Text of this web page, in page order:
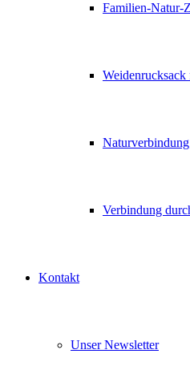
Familien-Natur-
Weidenrucksack
Verbindung
Kontakt
Unser Newsletter